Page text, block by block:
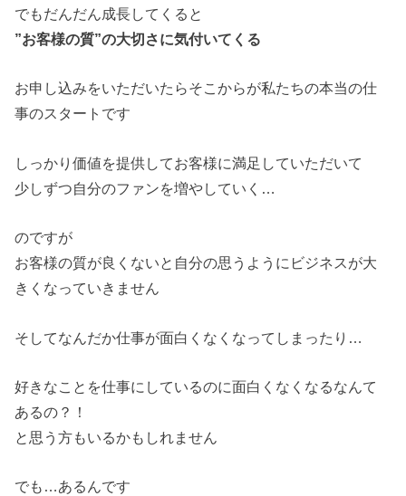
でもだんだん成長してくると
”お客様の質”の大切さに気付いてくる
お申し込みをいただいたらそこからが私たちの本当の仕
事のスタートです
しっかり価値を提供してお客様に満足していただいて
少しずつ自分のファンを増やしていく…
のですが
お客様の質が良くないと自分の思うようにビジネスが大
きくなっていきません
そしてなんだか仕事が面白くなくなってしまったり…
好きなことを仕事にしているのに面白くなくなるなんて
あるの？！
と思う方もいるかもしれません
でも…あるんです